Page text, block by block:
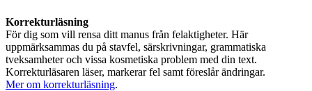
Korrekturläsning
För dig som vill rensa ditt manus från felaktigheter. Här
uppmärksammas du på stavfel, särskrivningar, grammatiska
tveksamheter och vissa kosmetiska problem med din text.
Korrekturläsaren läser, markerar fel samt föreslår ändringar.
Mer om korrekturläsning.